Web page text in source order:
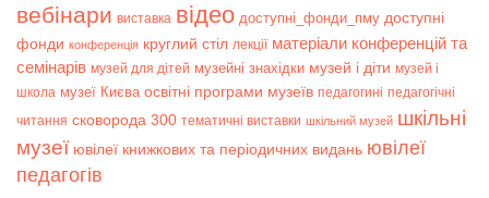
вебінари виставка відео доступні_фонди_пму доступні
фонди конференція круглий стіл лекції матеріали конференцій та
семінарів музей для дітей музейні знахідки музей і діти музей і
школа музеї Києва освітні програми музеїв педагогині педагогічні
читання сковорода 300 тематичні виставки шкільний музей шкільні
музеї ювілеї книжкових та періодичних видань ювілеї
педагогів